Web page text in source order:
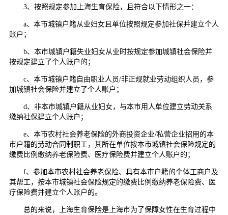
3、按照规定参加上海生育保险，且符合以下情形之一：
a、本市城镇户籍从业妇女且单位按照规定参加社保并建立个人
账户；
b、本市城镇户籍失业妇女从业时按规定参加城镇社会保险并
按规定建立了个人账户的；
c、本市城镇户籍自由职业人员/非正规就业劳动组织人员，参
加城镇社会保险并建立了个人账户；
d、非本市城镇户籍从业妇女，与本市用人单位建立劳动关系
缴纳社保建立个人账户；
e、本市农村社会养老保险的外商投资企业/私营企业招用的本
市户籍的劳动合同制职工，其所在单位按本市城镇社会保险规定的
缴费比例缴纳养老保险费、医疗保险费并建立个人账户的；
f、参加本市农村社会养老保险、具有本市户籍的个体工商户及
其帮工，按本市城镇社会保险规定的缴费比例缴纳养老保险费、医
疗保险费并建立个人账户的。
总的来说，上海生育保险是上海市为了保障女性在生育过程中